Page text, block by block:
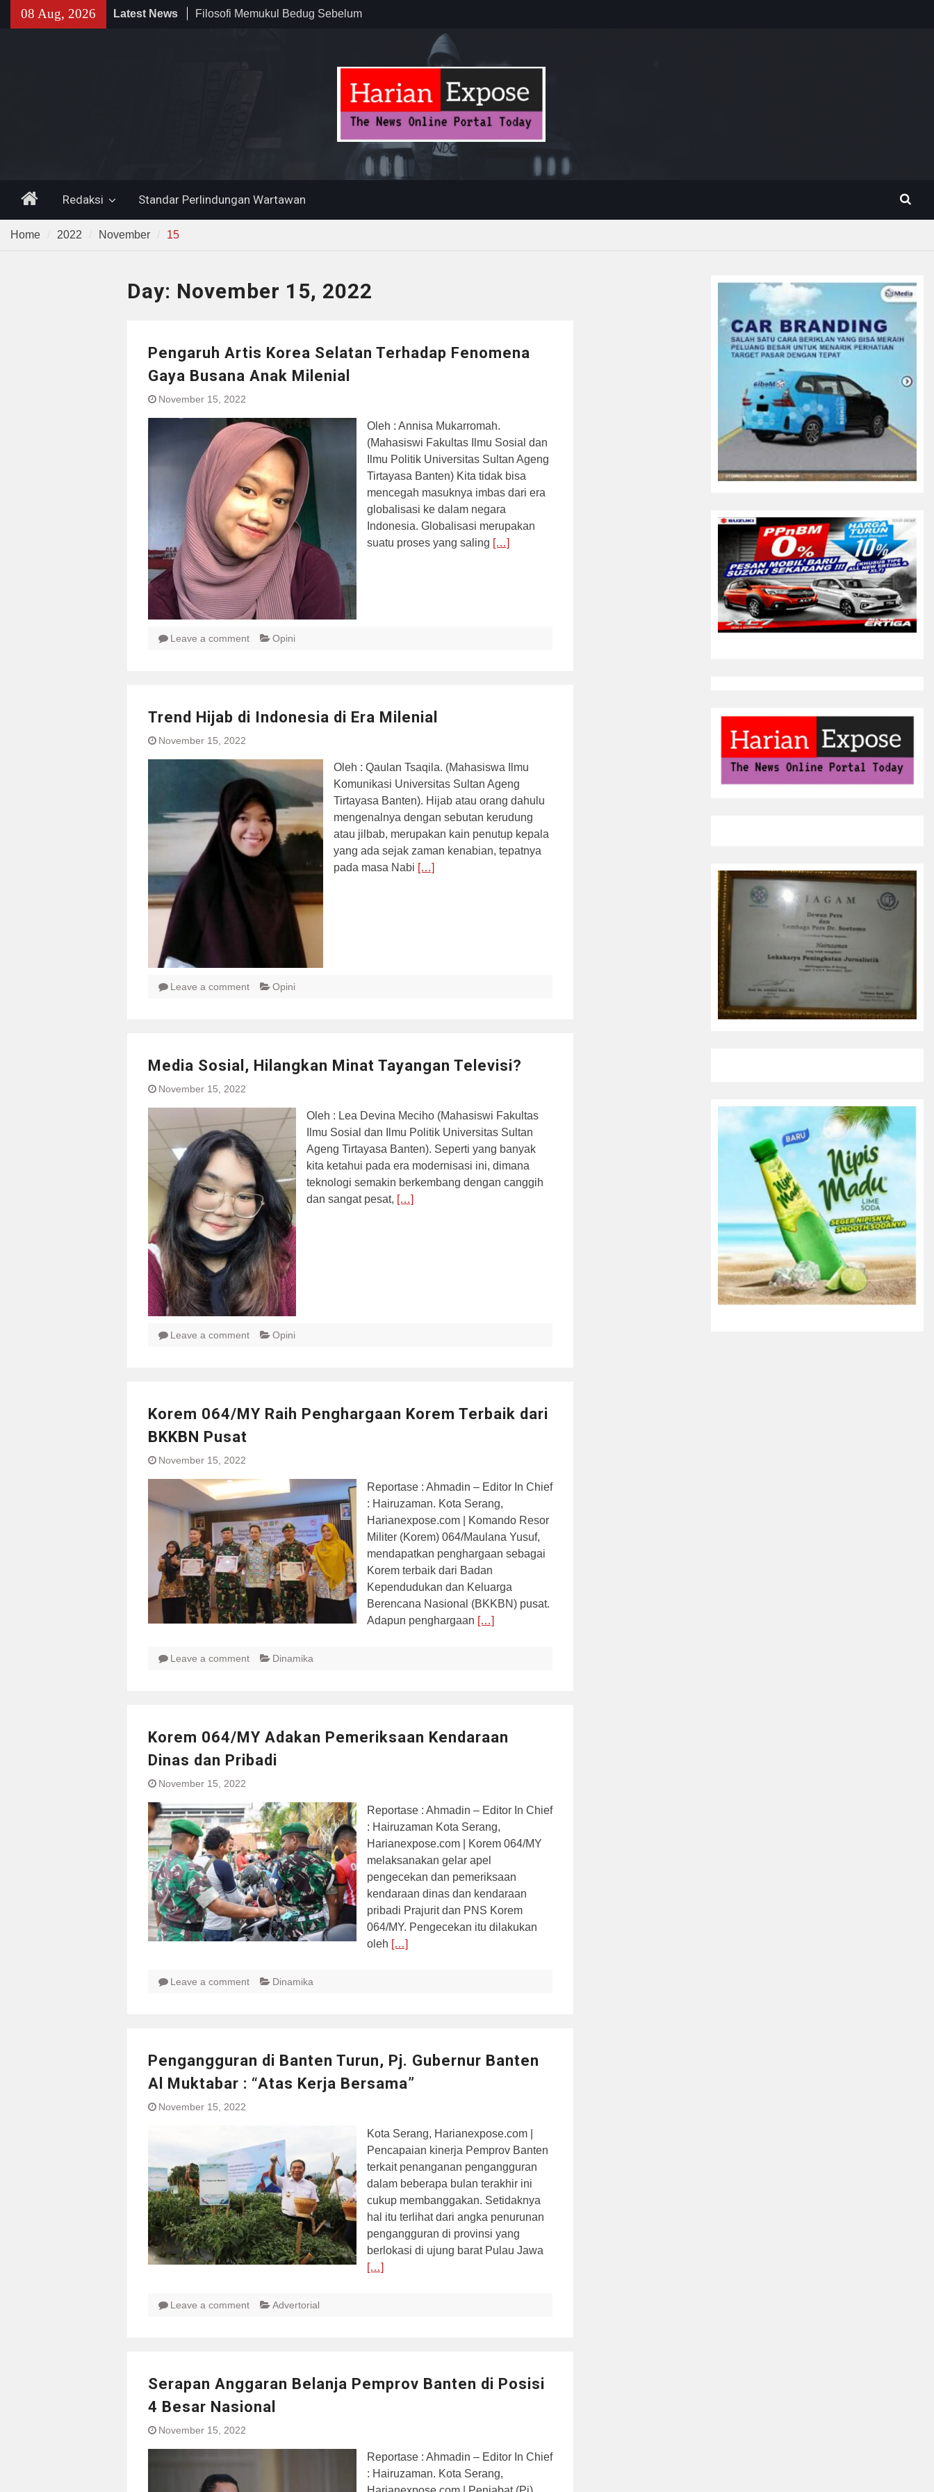
08 Aug, 2026 Latest News
141 Tahun Stasiun Slawi : “Dari
Lama, DPR Minta Diusut Tuntas
HomeRedaksi Standar Perlindungan Wartawan
Home 2022 November 15
Day: November 15, 2022
Pengaruh Artis Korea Selatan Terhadap Fenomena
Gaya Busana Anak Milenial
November 15, 2022
Oleh : Annisa Mukarromah.
(Mahasiswi Fakultas Ilmu Sosial dan
Ilmu Politik Universitas Sultan Ageng
Tirtayasa Banten) Kita tidak bisa
mencegah masuknya imbas dari era
globalisasi ke dalam negara
Indonesia. Globalisasi merupakan
suatu proses yang saling […]
Leave a comment Opini
Trend Hijab di Indonesia di Era Milenial
November 15, 2022
Oleh : Qaulan Tsaqila. (Mahasiswa Ilmu
Komunikasi Universitas Sultan Ageng
Tirtayasa Banten). Hijab atau orang dahulu
mengenalnya dengan sebutan kerudung
atau jilbab, merupakan kain penutup kepala
yang ada sejak zaman kenabian, tepatnya
pada masa Nabi […]
Leave a comment Opini
Media Sosial, Hilangkan Minat Tayangan Televisi?
November 15, 2022
Oleh : Lea Devina Meciho (Mahasiswi Fakultas
Ilmu Sosial dan Ilmu Politik Universitas Sultan
Ageng Tirtayasa Banten). Seperti yang banyak
kita ketahui pada era modernisasi ini, dimana
teknologi semakin berkembang dengan canggih
dan sangat pesat, […]
Leave a comment Opini
Korem 064/MY Raih Penghargaan Korem Terbaik dari
BKKBN Pusat
November 15, 2022
Reportase : Ahmadin – Editor In Chief
: Hairuzaman. Kota Serang,
Harianexpose.com | Komando Resor
Militer (Korem) 064/Maulana Yusuf,
mendapatkan penghargaan sebagai
Korem terbaik dari Badan
Kependudukan dan Keluarga
Berencana Nasional (BKKBN) pusat.
Adapun penghargaan […]
Leave a comment Dinamika
Korem 064/MY Adakan Pemeriksaan Kendaraan
Dinas dan Pribadi
November 15, 2022
Reportase : Ahmadin – Editor In Chief
: Hairuzaman Kota Serang,
Harianexpose.com | Korem 064/MY
melaksanakan gelar apel
pengecekan dan pemeriksaan
kendaraan dinas dan kendaraan
pribadi Prajurit dan PNS Korem
064/MY. Pengecekan itu dilakukan
oleh […]
Leave a comment Dinamika
Pengangguran di Banten Turun, Pj. Gubernur Banten
Al Muktabar : “Atas Kerja Bersama”
November 15, 2022
Kota Serang, Harianexpose.com |
Pencapaian kinerja Pemprov Banten
terkait penanganan pengangguran
dalam beberapa bulan terakhir ini
cukup membanggakan. Setidaknya
hal itu terlihat dari angka penurunan
pengangguran di provinsi yang
berlokasi di ujung barat Pulau Jawa
[…]
Leave a comment Advertorial
Serapan Anggaran Belanja Pemprov Banten di Posisi
4 Besar Nasional
November 15, 2022
Reportase : Ahmadin – Editor In Chief
: Hairuzaman. Kota Serang,